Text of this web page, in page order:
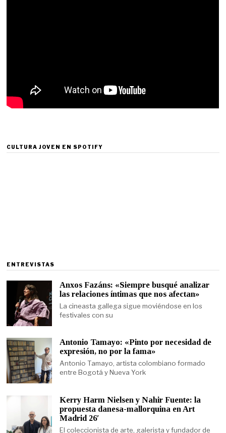
CULTURA JOVEN EN SPOTIFY
ENTREVISTAS
Anxos Fazáns: «Siempre busqué analizar
las relaciones íntimas que nos afectan»
La cineasta gallega sigue moviéndose en los
festivales con su
Antonio Tamayo: «Pinto por necesidad de
expresión, no por la fama»
Antonio Tamayo, artista colombiano formado
entre Bogotá y Nueva York
Kerry Harm Nielsen y Nahir Fuente: la
propuesta danesa-mallorquina en Art
Madrid 26′
El coleccionista de arte, galerista y fundador de